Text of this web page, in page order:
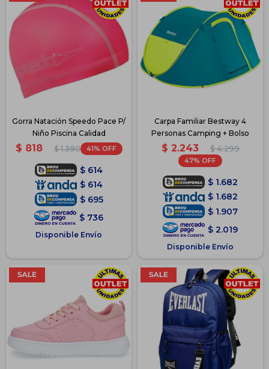
Gorra Natación Speedo Pace P/
Niño Piscina Calidad
$ 818 $ 1.390 41
$ 614
$ 614
$ 695
$ 736
Disponible Envío
Carpa Familiar Bestway 4
Personas Camping + Bolso
$ 2.243 $ 4.299
47
$ 1.682
$ 1.682
$ 1.907
$ 2.019
Disponible Envío